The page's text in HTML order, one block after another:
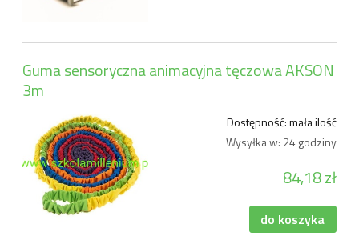
Guma sensoryczna animacyjna tęczowa AKSON
3m
Dostępność:mała ilość
Wysyłka w: 24 godziny
84,18 zł
do koszyka